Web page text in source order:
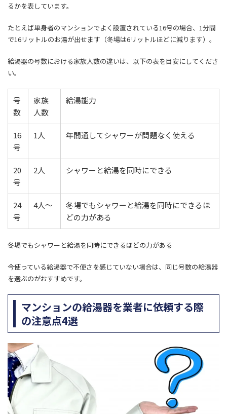
るかを表しています。
たとえば単身者のマンションでよく設置されている16号の場合、1分間
で16リットルのお湯が出せます（冬場は6リットルほどに減ります）。
給湯器の号数における家族人数の違いは、以下の表を目安にしてくださ
い。
号
数
家族
人数
給湯能力
16
号
1人 年間通してシャワーが問題なく使える
20
号
2人 シャワーと給湯を同時にできる
24
号
4人〜
冬場でもシャワーと給湯を同時にできるほ
どの力がある
冬場でもシャワーと給湯を同時にできるほどの力がある
今使っている給湯器で不便さを感じていない場合は、同じ号数の給湯器
を選ぶのがおすすめです。
マンションの給湯器を業者に依頼する際
の注意点4選